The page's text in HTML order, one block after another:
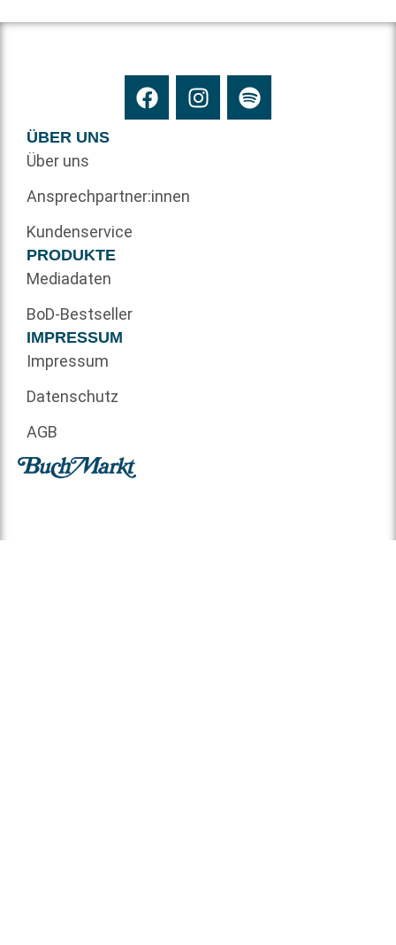
ÜBER UNS
Über uns
Ansprechpartner:innen
Kundenservice
PRODUKTE
Mediadaten
BoD-Bestseller
IMPRESSUM
Impressum
Datenschutz
AGB